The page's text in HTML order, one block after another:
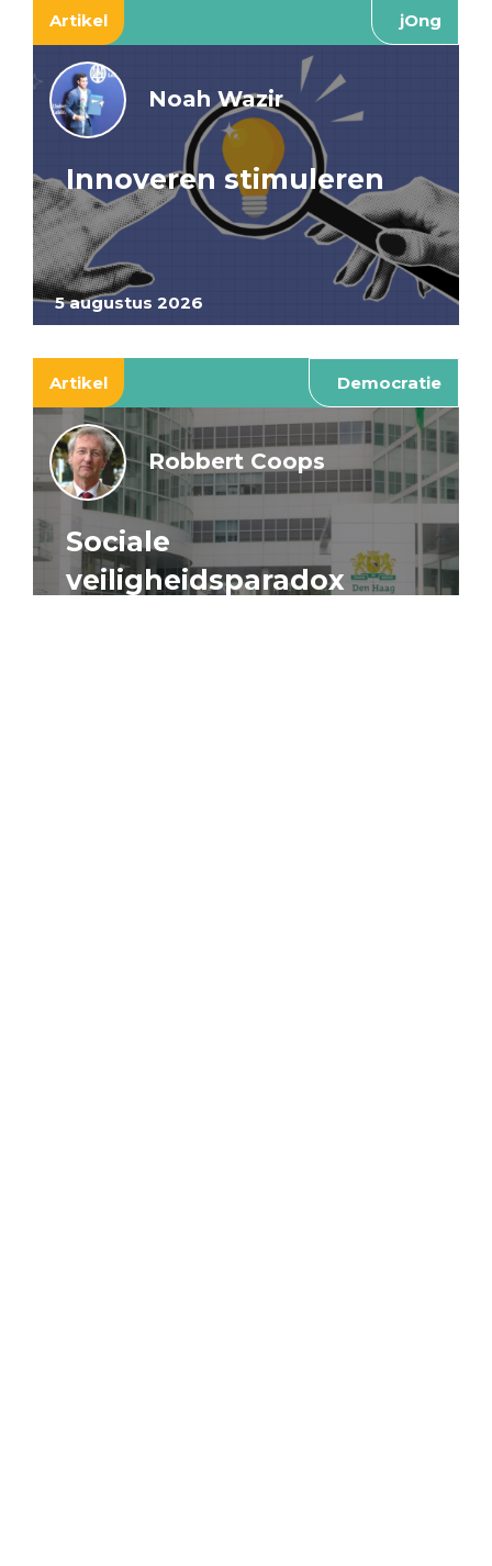
Artikel jOng
5 augustus 2026
Noah Wazir
Innoveren stimuleren
Artikel Democratie
Robbert Coops
Sociale
veiligheidsparadox